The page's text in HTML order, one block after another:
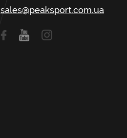
sales@peaksport.com.ua